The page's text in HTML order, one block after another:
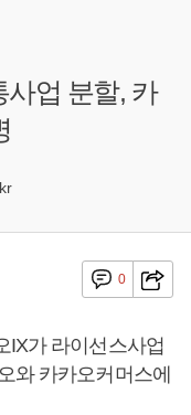
업 분할, 카
0
IX가 라이선스사업
와 카카오커머스에